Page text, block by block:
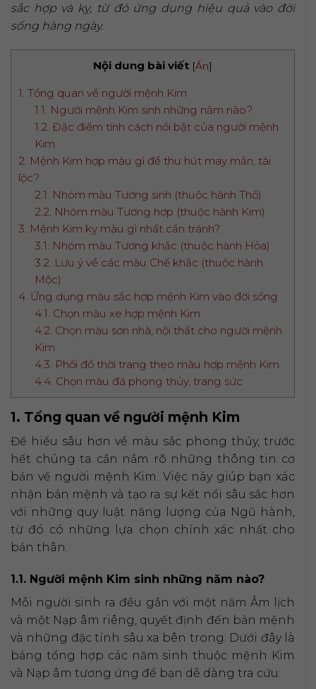
sắc hợp và kỵ, từ đó ứng dụng hiệu quả vào đời
sống hàng ngày.
Nội dung bài viết [Ẩn]
1. Tổng quan về người mệnh Kim
1.1. Người mệnh Kim sinh những năm nào?
1.2. Đặc điểm tính cách nổi bật của người mệnh
Kim
2. Mệnh Kim hợp màu gì để thu hút may mắn, tài
lộc?
2.1. Nhóm màu Tương sinh (thuộc hành Thổ)
2.2. Nhóm màu Tương hợp (thuộc hành Kim)
3. Mệnh Kim kỵ màu gì nhất cần tránh?
3.1. Nhóm màu Tương khắc (thuộc hành Hỏa)
3.2. Lưu ý về các màu Chế khắc (thuộc hành
Mộc)
4. Ứng dụng màu sắc hợp mệnh Kim vào đời sống
4.1. Chọn màu xe hợp mệnh Kim
4.2. Chọn màu sơn nhà, nội thất cho người mệnh
Kim
4.3. Phối đồ thời trang theo màu hợp mệnh Kim
4.4. Chọn màu đá phong thủy, trang sức
1. Tổng quan về người mệnh Kim
Để hiểu sâu hơn về màu sắc phong thủy, trước
hết chúng ta cần nắm rõ những thông tin cơ
bản về người mệnh Kim. Việc này giúp bạn xác
nhận bản mệnh và tạo ra sự kết nối sâu sắc hơn
với những quy luật năng lượng của Ngũ hành,
từ đó có những lựa chọn chính xác nhất cho
bản thân.
1.1. Người mệnh Kim sinh những năm nào?
Mỗi người sinh ra đều gắn với một năm Âm lịch
và một Nạp âm riêng, quyết định đến bản mệnh
và những đặc tính sâu xa bên trong. Dưới đây là
bảng tổng hợp các năm sinh thuộc mệnh Kim
và Nạp âm tương ứng để bạn dễ dàng tra cứu: